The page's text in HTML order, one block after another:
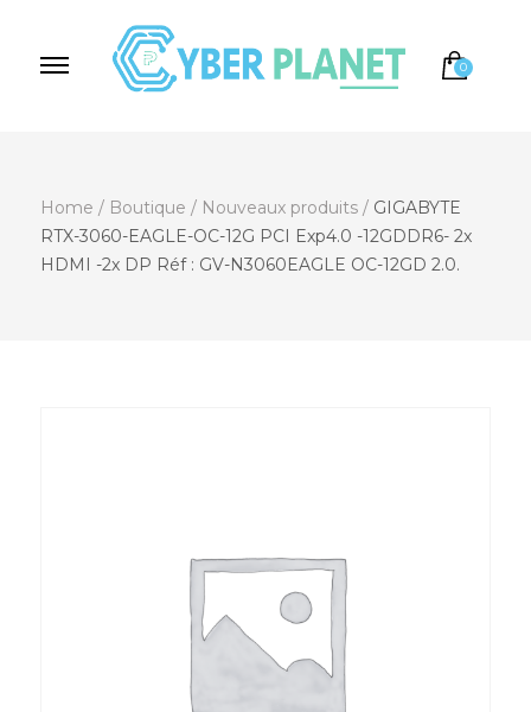
0
Home / Boutique / Nouveaux produits / GIGABYTE
RTX-3060-EAGLE-OC-12G PCI Exp4.0 -12GDDR6- 2x
HDMI -2x DP Réf : GV-N3060EAGLE OC-12GD 2.0.